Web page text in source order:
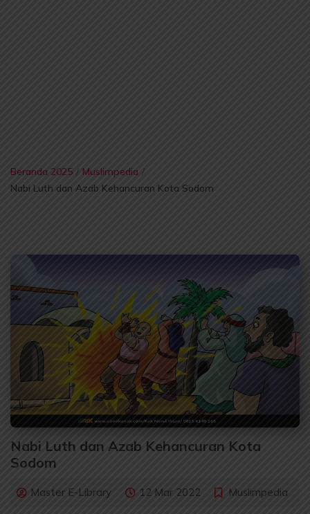
Beranda 2025 / Muslimpedia /
Nabi Luth dan Azab Kehancuran Kota Sodom
Nabi Luth dan Azab Kehancuran Kota
Sodom
Master E-Library 12 Mar 2022 Muslimpedia